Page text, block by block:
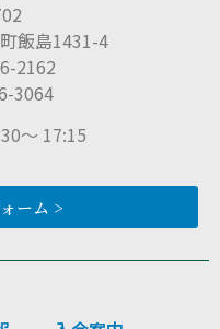
飯島1431-4
2162
3064
〜 17:15
ーム >